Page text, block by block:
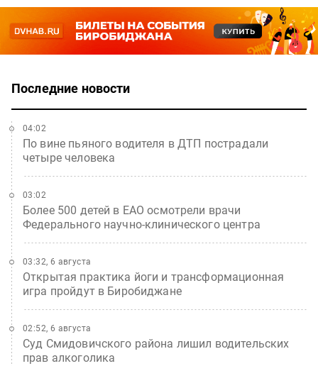
Последние новости
По вине пьяного водителя в ДТП пострадали
четыре человека
04:02
Более 500 детей в ЕАО осмотрели врачи
Федерального научно-клинического центра
03:02
Открытая практика йоги и трансформационная
игра пройдут в Биробиджане
03:32, 6 августа
Суд Смидовичского района лишил водительских
прав алкоголика
02:52, 6 августа